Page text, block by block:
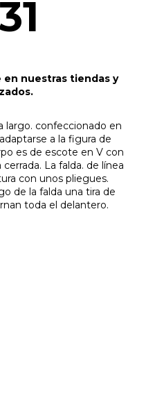
nuestras tiendas y
largo. confeccionado en
a la figura de
es de escote en V con
La falda. de línea
con unos pliegues.
de la falda una tira de
toda el delantero.